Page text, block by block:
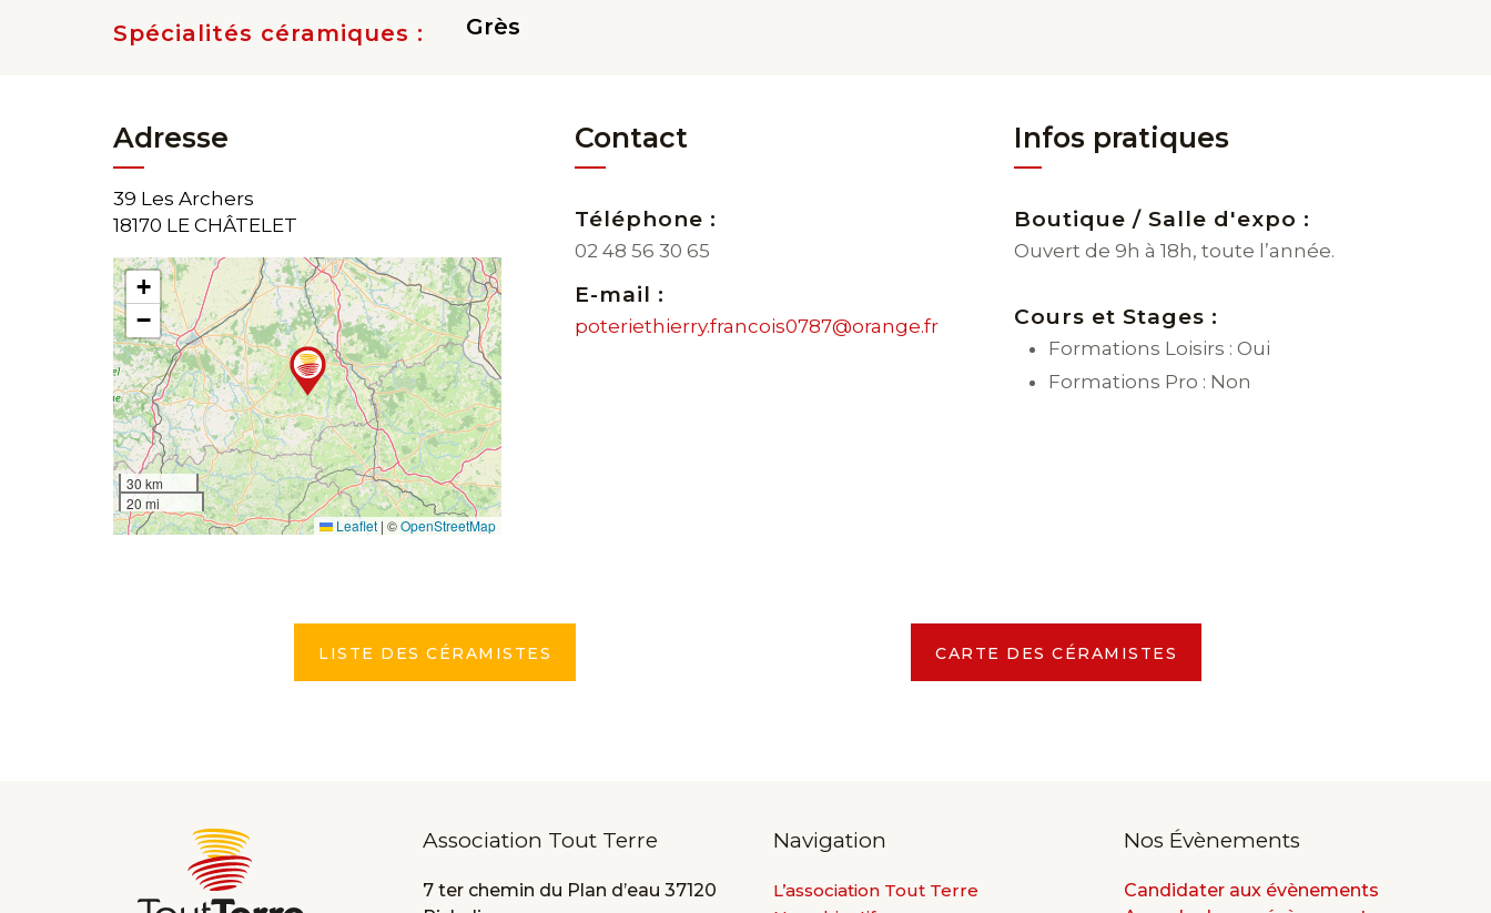
Spécialités céramiques : Grès
Adresse
39 Les Archers
18170 LE CHÂTELET
+
−
30 km
20 mi
Leaflet | ©OpenStreetMap
Contact
Téléphone :
02 48 56 30 65
E-mail :
poteriethierry.francois0787@orange.fr
Infos pratiques
Boutique / Salle d'expo :
Ouvert de 9h à 18h, toute l’année.
Cours et Stages :
Formations Loisirs : Oui
Formations Pro : Non
LISTE DES CÉRAMISTES CARTE DES CÉRAMISTES
Association Tout Terre
7 ter chemin du Plan d’eau 37120
Navigation
L’association Tout Terre
Nos Évènements
Candidater aux évènements